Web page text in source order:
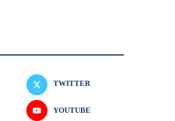
TWITTER
YOUTUBE